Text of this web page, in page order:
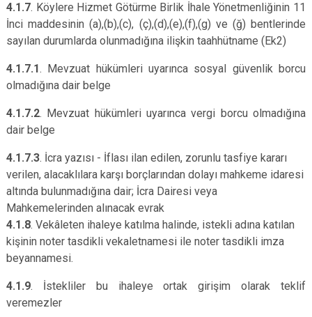
4.1.7. Köylere Hizmet Götürme Birlik İhale Yönetmenliğinin 11
İnci maddesinin (a),(b),(c), (ç),(d),(e),(f),(g) ve (ğ) bentlerinde
sayılan durumlarda olunmadığına ilişkin taahhütname (Ek2)
4.1.7.1. Mevzuat hükümleri uyarınca sosyal güvenlik borcu
olmadığına dair belge
4.1.7.2. Mevzuat hükümleri uyarınca vergi borcu olmadığına
dair belge
4.1.7.3. İcra yazısı - İflası ilan edilen, zorunlu tasfiye kararı
verilen, alacaklılara karşı borçlarından dolayı mahkeme idaresi
altında bulunmadığına dair; İcra Dairesi veya
Mahkemelerinden alınacak evrak
4.1.8. Vekâleten ihaleye katılma halinde, istekli adına katılan
kişinin noter tasdikli vekaletnamesi ile noter tasdikli imza
beyannamesi.
4.1.9. İstekliler bu ihaleye ortak girişim olarak teklif
veremezler